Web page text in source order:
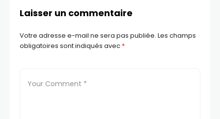
Laisser un commentaire
Votre adresse e-mail ne sera pas publiée. Les champs
obligatoires sont indiqués avec *